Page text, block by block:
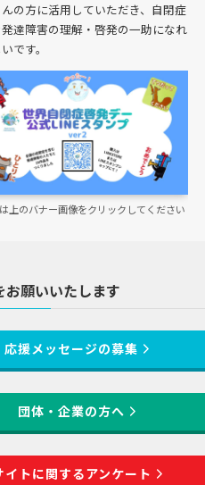
の方に活用していただき、自閉症
達障害の理解・啓発の一助になれ
です。
上のバナー画像をクリックしてください
お願いいたします
応援メッセージの募集
団体・企業の方へ
イトに関するアンケート